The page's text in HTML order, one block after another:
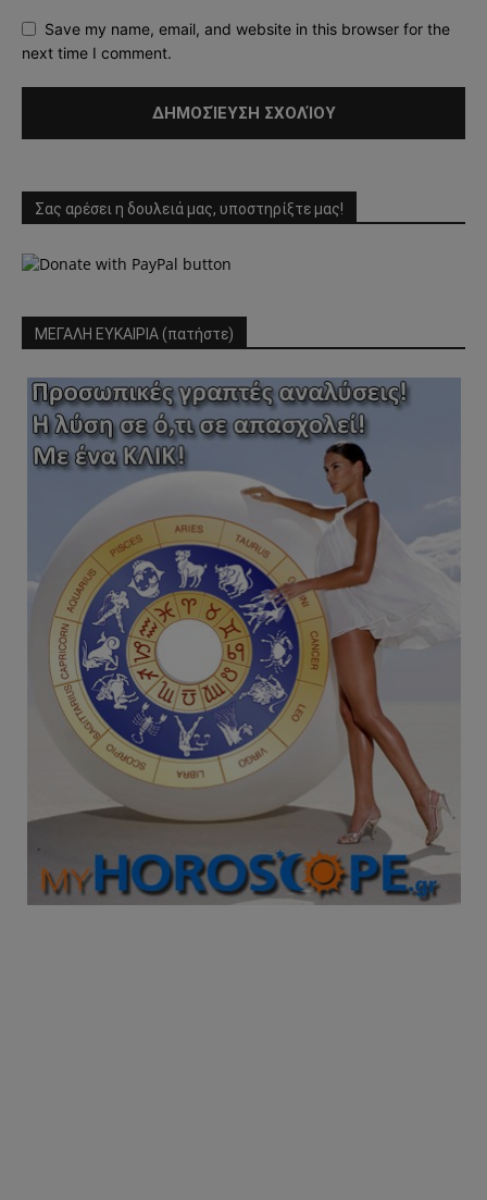
Save my name, email, and website in this browser for the
next time I comment.
Σας αρέσει η δουλειά μας, υποστηρίξτε μας!
ΜΕΓΑΛΗ ΕΥΚΑΙΡΙΑ (πατήστε)